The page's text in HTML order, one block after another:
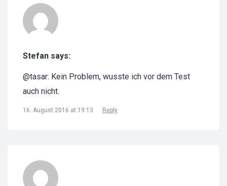
Stefan says:
@tasar: Kein Problem, wusste ich vor dem Test
auch nicht.
16. August 2016 at 19:13 Reply